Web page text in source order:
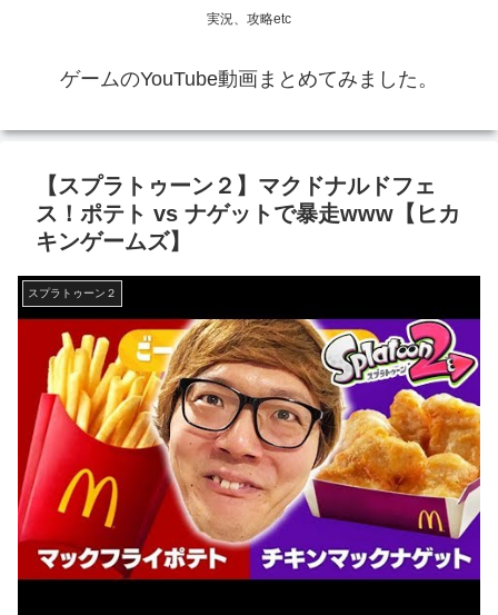
実況、攻略etc
ゲームのYouTube動画まとめてみました。
【スプラトゥーン２】マクドナルドフェ
ス！ポテト vs ナゲットで暴走www【ヒカ
キンゲームズ】
スプラトゥーン２